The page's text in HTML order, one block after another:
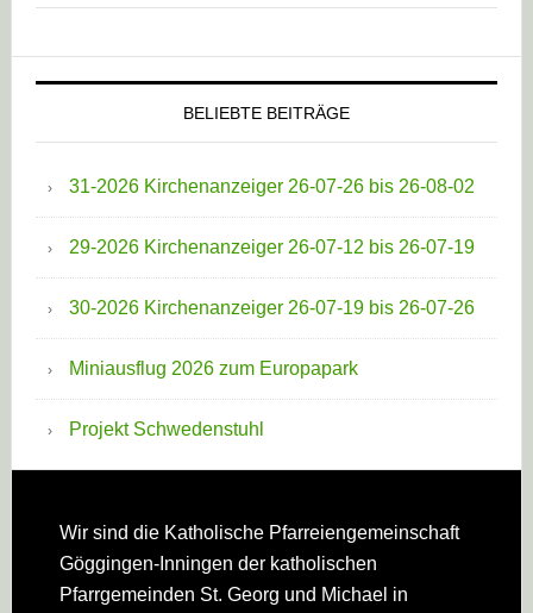
BELIEBTE BEITRÄGE
31-2026 Kirchenanzeiger 26-07-26 bis 26-08-02
29-2026 Kirchenanzeiger 26-07-12 bis 26-07-19
30-2026 Kirchenanzeiger 26-07-19 bis 26-07-26
Miniausflug 2026 zum Europapark
Projekt Schwedenstuhl
Footer
Wir sind die Katholische Pfarreien­gemeinschaft
Göggingen-Inningen der katholischen
Pfarrgemeinden St. Georg und Michael in